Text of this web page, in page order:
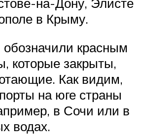
на-Дону, Элисте
в Крыму.
красным
которые закрыты,
Как видим,
на юге страны
в Сочи или в
водах.